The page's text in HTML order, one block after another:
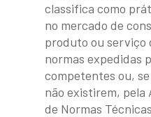
classifica como
no mercado de
produto ou serviço
normas expedidas
competentes ou,
não existirem, pela
de Normas